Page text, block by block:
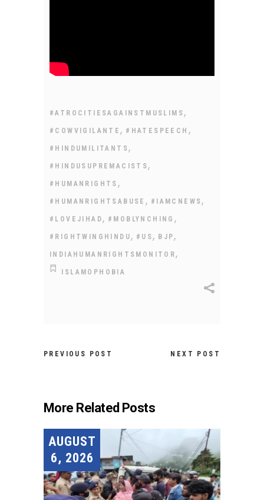
#ATROCITIESAGAINSTMUSLIMS ,
#COWVIGILANTE , #HATESPEECH ,
#HINDUMILITANTS ,
#HINDUSUPREMACISTS ,
#HUMANRIGHTS ,
#HUMANRIGHTSABUSE , #IAMCNEWS ,
#LOVEJIHAD , #MOBLYNCHING ,
#RIGHTWINGHINDU , #US , BJP ,
INDIAHUMANRIGHTSMONITOR ,
ISLAMOPHOBIA
PREVIOUS POST NEXT POST
More Related Posts
AUGUST
6, 2026